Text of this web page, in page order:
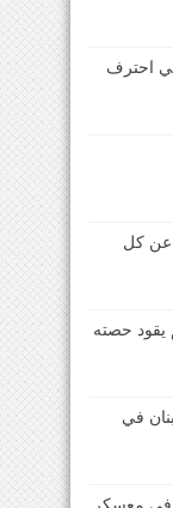
احترف
عن كل
يقود حصته
في